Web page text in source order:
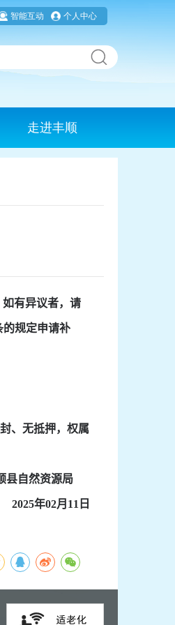
智能互动 个人中心
走进丰顺
有异议者，请
的规定申请补
、无抵押，权属
县自然资源局
年02月 11 日